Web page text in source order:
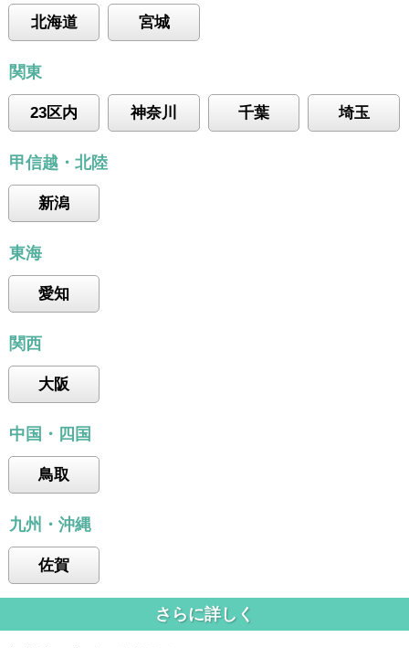
北海道 宮城
関東
23区内 神奈川 千葉 埼玉
甲信越・北陸
新潟
東海
愛知
関西
大阪
中国・四国
鳥取
九州・沖縄
佐賀
さらに詳しく